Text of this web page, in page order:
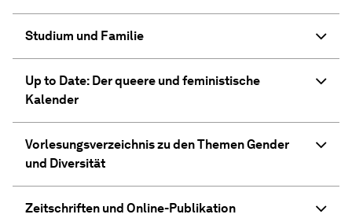
Studium und Familie
Up to Date: Der queere und feministische
Kalender
Vorlesungsverzeichnis zu den Themen Gender
und Diversität
Zeitschriften und Online-Publikation